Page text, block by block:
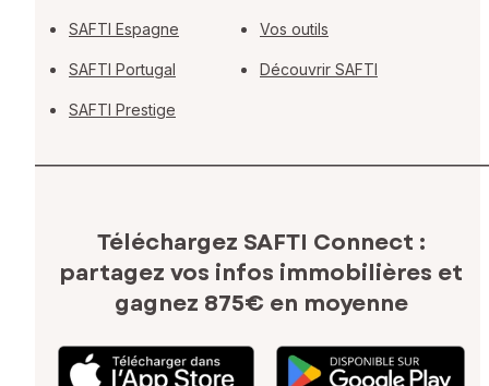
SAFTI Espagne
SAFTI Portugal
SAFTI Prestige
Vos outils
Découvrir SAFTI
Téléchargez SAFTI Connect :
partagez vos infos immobilières et
gagnez 875€ en moyenne